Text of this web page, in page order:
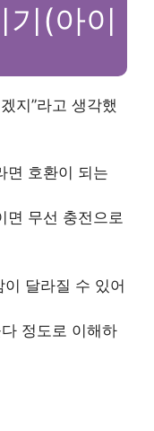
(아이
지”라고 생각했
면 호환이 되는
면 무선 충전으로
달라질 수 있어
정도로 이해하